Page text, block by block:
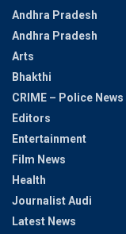
Andhra Pradesh
Andhra Pradesh
Arts
Bhakthi
CRIME – Police News
Editors
Entertainment
Film News
Health
Journalist Audi
Latest News